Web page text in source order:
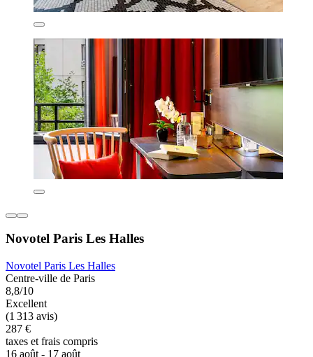
Novotel Paris Les Halles
Novotel Paris Les Halles
Centre-ville de Paris
8,8/10
Excellent
(1 313 avis)
287 €
taxes et frais compris
16 août - 17 août